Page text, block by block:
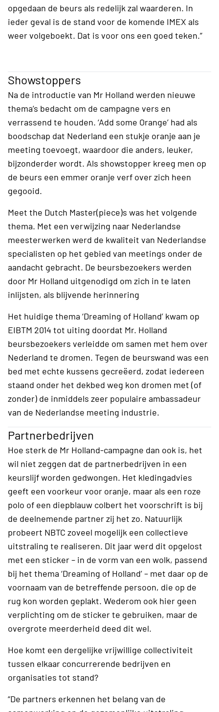
opgedaan de beurs als redelijk zal waarderen. In
ieder geval is de stand voor de komende IMEX als
weer volgeboekt. Dat is voor ons een goed teken.”
Showstoppers
Na de introductie van Mr Holland werden nieuwe
thema’s bedacht om de campagne vers en
verrassend te houden. ‘Add some Orange’ had als
boodschap dat Nederland een stukje oranje aan je
meeting toevoegt, waardoor die anders, leuker,
bijzonderder wordt. Als showstopper kreeg men op
de beurs een emmer oranje verf over zich heen
gegooid.
Meet the Dutch Master(piece)s was het volgende
thema. Met een verwijzing naar Nederlandse
meesterwerken werd de kwaliteit van Nederlandse
specialisten op het gebied van meetings onder de
aandacht gebracht. De beursbezoekers werden
door Mr Holland uitgenodigd om zich in te laten
inlijsten, als blijvende herinnering
Het huidige thema ‘Dreaming of Holland’ kwam op
EIBTM 2014 tot uiting doordat Mr. Holland
beursbezoekers verleidde om samen met hem over
Nederland te dromen. Tegen de beurswand was een
bed met echte kussens gecreëerd, zodat iedereen
staand onder het dekbed weg kon dromen met (of
zonder) de inmiddels zeer populaire ambassadeur
van de Nederlandse meeting industrie.
Partnerbedrijven
Hoe sterk de Mr Holland-campagne dan ook is, het
wil niet zeggen dat de partnerbedrijven in een
keurslijf worden gedwongen. Het kledingadvies
geeft een voorkeur voor oranje, maar als een roze
polo of een diepblauw colbert het voorschrift is bij
de deelnemende partner zij het zo. Natuurlijk
probeert NBTC zoveel mogelijk een collectieve
uitstraling te realiseren. Dit jaar werd dit opgelost
met een sticker – in de vorm van een wolk, passend
bij het thema ‘Dreaming of Holland’ – met daar op de
voornaam van de betreffende persoon, die op de
rug kon worden geplakt. Wederom ook hier geen
verplichting om de sticker te gebruiken, maar de
overgrote meerderheid deed dit wel.
Hoe komt een dergelijke vrijwillige collectiviteit
tussen elkaar concurrerende bedrijven en
organisaties tot stand?
“De partners erkennen het belang van de